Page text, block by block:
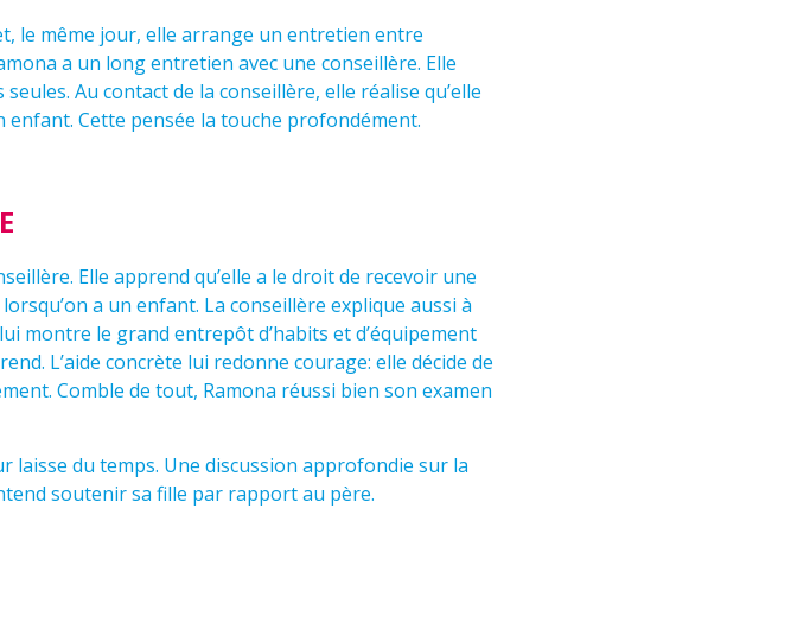
le même jour, elle arrange un entretien entre
a un long entretien avec une conseillère. Elle
Au contact de la conseillère, elle réalise qu’elle
Cette pensée la touche profondément.
Elle apprend qu’elle a le droit de recevoir une
a un enfant. La conseillère explique aussi à
montre le grand entrepôt d’habits et d’équipement
L’aide concrète lui redonne courage: elle décide de
Comble de tout, Ramona réussi bien son examen
laisse du temps. Une discussion approfondie sur la
soutenir sa fille par rapport au père.